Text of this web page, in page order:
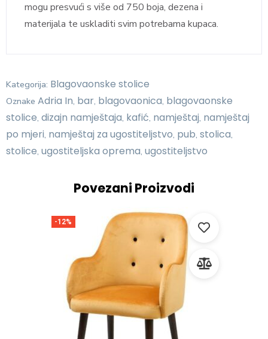
mogu presvući s više od 750 boja, dezena i
materijala te uskladiti svim potrebama kupaca.
Kategorija: Blagovaonske stolice
Oznake Adria In, bar, blagovaonica, blagovaonske
stolice, dizajn namještaja, kafić, namještaj, namještaj
po mjeri, namještaj za ugostiteljstvo, pub, stolica,
stolice, ugostiteljska oprema, ugostiteljstvo
Povezani Proizvodi
-12%